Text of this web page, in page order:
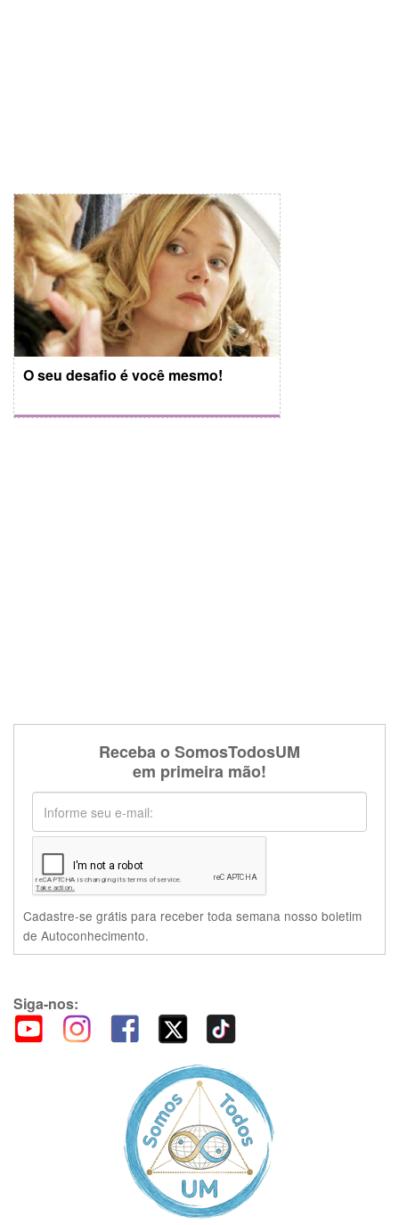
O seu desafio é você mesmo!
Receba o SomosTodosUM
em primeira mão!
Cadastre-se grátis para receber toda semana nosso boletim
de Autoconhecimento.
Siga-nos: